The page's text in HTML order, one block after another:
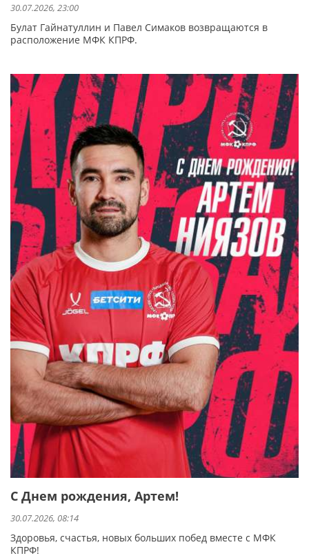
30.07.2026, 23:00
Булат Гайнатуллин и Павел Симаков возвращаются в
расположение МФК КПРФ.
С Днем рождения, Артем!
30.07.2026, 08:14
Здоровья, счастья, новых больших побед вместе с МФК
КПРФ!